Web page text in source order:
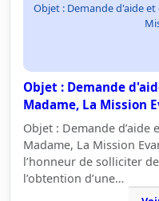
Objet : Demande d'aide
Objet : Demande
Madame, La Mission
Objet : Demande d’aide
Madame, La Mission
l’honneur de solliciter
l’obtention d’une…